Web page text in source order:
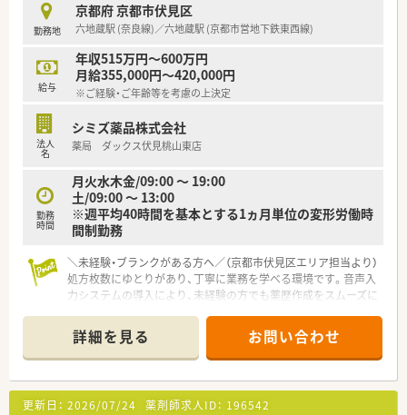
【法人特徴について】
■業界トップクラスのグループに所属しており非常に安定した
経営基盤を誇ります。
■京都の地域に深く根ざした出店をしており全社で併設率の向
上を進めている会社です。
■従業員の意見が言いやすい自由な風土が整っており風通しの
【求人情報について】
で待遇が最終決定されます。
■基本給には薬剤師手当が含まれており日々の残業代について
も1分単位で支給されます。
■退職金制度や従業員持株会などの福利厚生が完備されており
勤務地
京都府 京都市伏見区
六地蔵駅 (奈良線)／六地蔵駅 (京都市営地下鉄東西線)
給与
年収515万円～600万円
月給355,000円～420,000円
※ご経験・ご年齢等を考慮の上決定
法人
名
シミズ薬品株式会社
薬局 ダックス伏見桃山東店
勤務
時間
月火水木金/09:00 ～ 19:00
土/09:00 ～ 13:00
※週平均40時間を基本とする1ヵ月単位の変形労働時
間制勤務
＼未経験・ブランクがある方へ／（京都市伏見区エリア担当より）
処方枚数にゆとりがあり、丁寧に業務を学べる環境です。音声入
力システムの導入により、未経験の方でも薬歴作成をスムーズに
＊------------------------------------------＊
【店舗情報と応需状況について】
■六地蔵駅から徒歩9分の好立地に位置しており、地域に密着し
たドラッグストア併設型の店舗として運営されています。
■処方箋は1日あたり20枚から30枚程度と比較的ゆとりがあり、
詳細を見る お問い合わせ
更新日： 2026/07/24 薬剤師求人ID： 196542